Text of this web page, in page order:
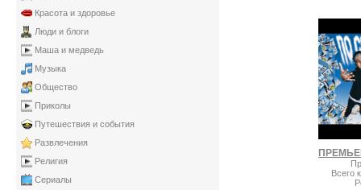
Красота и здоровье
Люди и блоги
Маша и медведь
Музыка
Общество
Приколы
Путешествия и события
Развлечения
Религия
Сериалы
Всего